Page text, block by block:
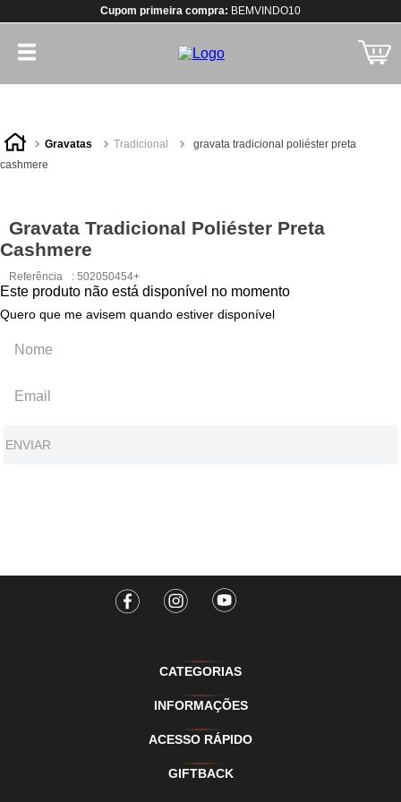
Cupom primeira compra: BEMVINDO10
gravatas tradicional
gravata tradicional poliéster preta
cashmere
Gravata Tradicional Poliéster Preta
Cashmere
Referência : 502050454+
Este produto não está disponível no momento
Quero que me avisem quando estiver disponível
ENVIAR
CATEGORIAS
INFORMAÇÕES
ACESSO RÁPIDO
GIFTBACK